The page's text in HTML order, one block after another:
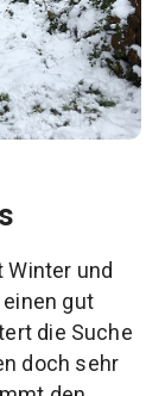
Winter und
gut
die Suche
doch sehr